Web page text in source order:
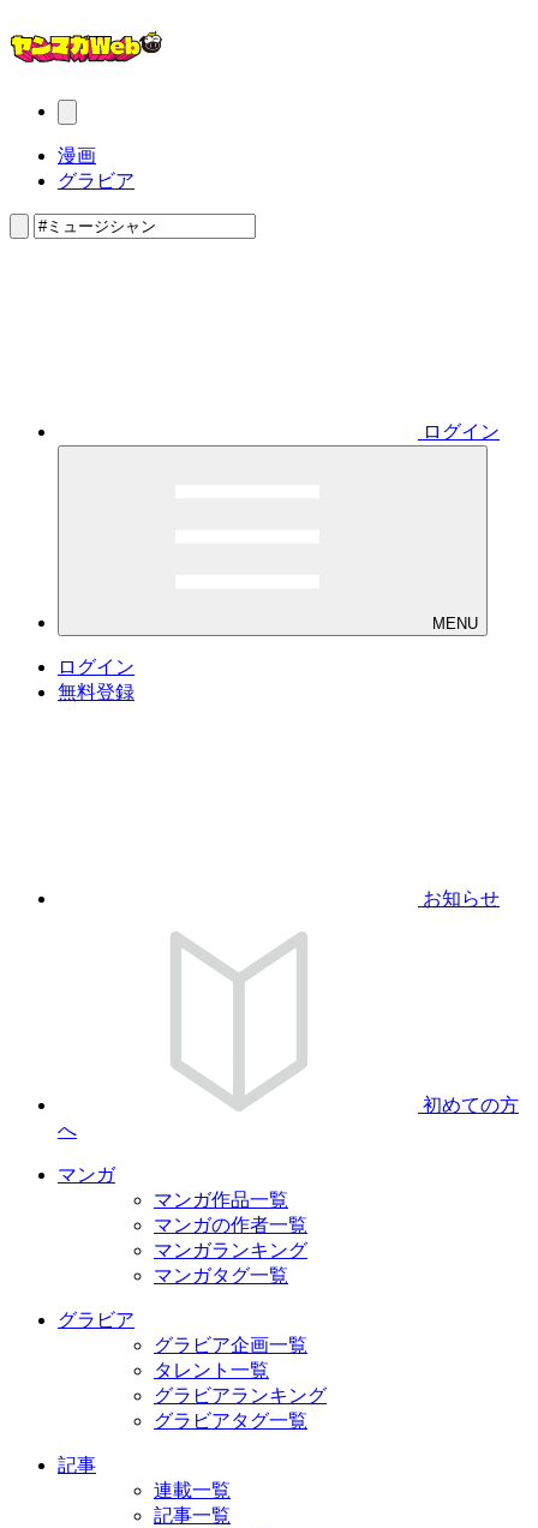
漫画
グラビア
ログイン
MENU
ログイン
無料登録
お知らせ
初めての方
へ
マンガ
マンガ作品一覧
マンガの作者一覧
マンガランキング
マンガタグ一覧
グラビア
グラビア企画一覧
タレント一覧
グラビアランキング
グラビアタグ一覧
記事
連載一覧
記事一覧